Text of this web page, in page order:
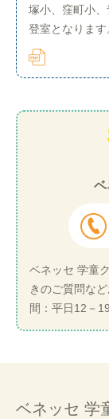
塚小、窪町小
登室となります
ベ
ベネッセ 学童
きのご質問な
間：平日12－19
ベネッセ 学